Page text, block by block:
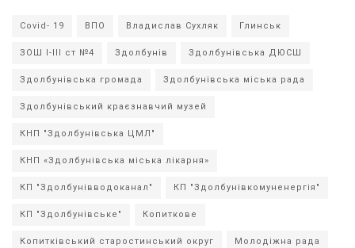
Covid- 19 ВПО Владислав Сухляк Глинськ
ЗОШ І-ІІІ ст №4 Здолбунів Здолбунівська ДЮСШ
Здолбунівська громада Здолбунівська міська рада
Здолбунівський краєзнавчий музей
КНП "Здолбунівська ЦМЛ"
КНП «Здолбунівська міська лікарня»
КП "Здолбунівводоканал" КП "Здолбунівкомуненергія"
КП "Здолбунівське" Копиткове
Копитківський старостинський округ Молодіжна рада